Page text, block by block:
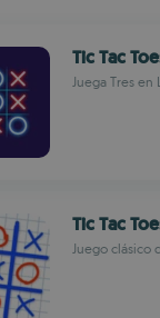
Tic Tac
Juega Tres en
Tic Tac
Juego clásico